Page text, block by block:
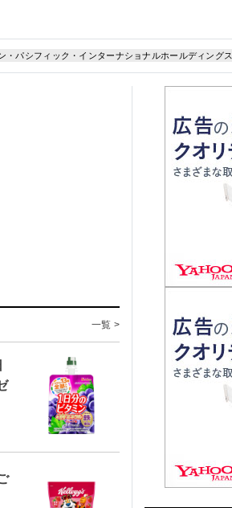
・パシフィック・インターナショナルホールディングス
一覧 >